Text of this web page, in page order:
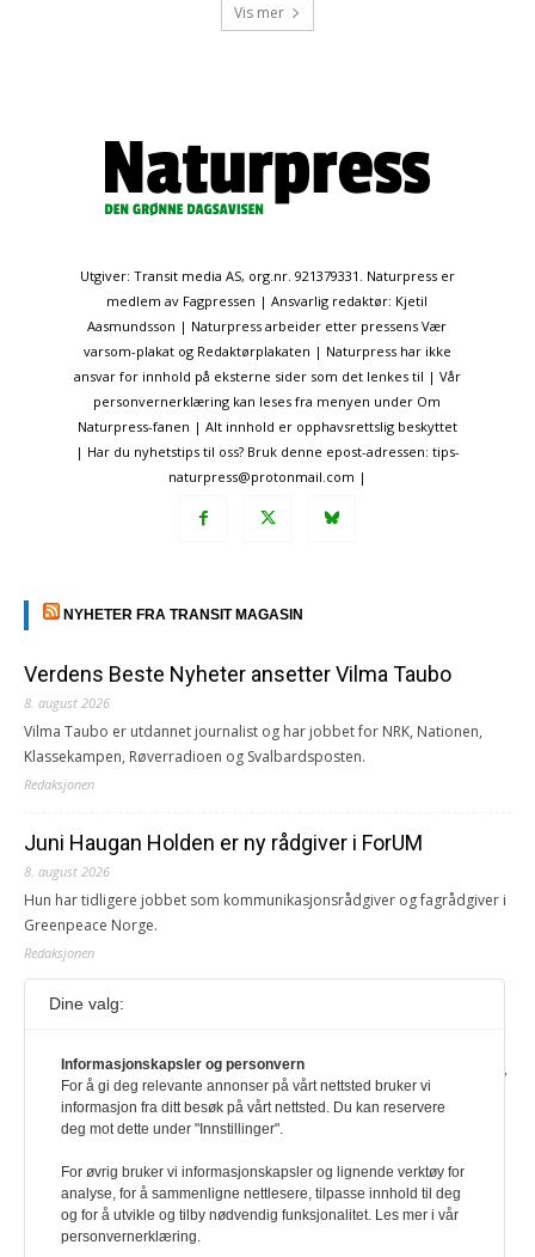
Vis mer
Utgiver: Transit media AS, org.nr. 921379331. Naturpress er
medlem av Fagpressen | Ansvarlig redaktør: Kjetil
Aasmundsson | Naturpress arbeider etter pressens Vær
varsom-plakat og Redaktørplakaten | Naturpress har ikke
ansvar for innhold på eksterne sider som det lenkes til | Vår
personvernerklæring kan leses fra menyen under Om
Naturpress-fanen | Alt innhold er opphavsrettslig beskyttet
| Har du nyhetstips til oss? Bruk denne epost-adressen: tips-
naturpress@protonmail.com |
NYHETER FRA TRANSIT MAGASIN
Verdens Beste Nyheter ansetter Vilma Taubo
8. august 2026
Vilma Taubo er utdannet journalist og har jobbet for NRK, Nationen,
Klassekampen, Røverradioen og Svalbardsposten.
Redaksjonen
Juni Haugan Holden er ny rådgiver i ForUM
8. august 2026
Hun har tidligere jobbet som kommunikasjonsrådgiver og fagrådgiver i
Greenpeace Norge.
Redaksjonen
Journalist fra Vietnam idømt 7 års fengsel
Kommunistpartiet i Vietnam har total kontroll over alle offisielle medier,
aviser, TV- og radiokanaler. For å lese denne må du ha abonnement
Logg inn her Ny abonnent? Velg Årsabonnement, Månedsabonnement
og bedrifter.
Redaksjonen
Dine valg:
Informasjonskapsler og personvern
For å gi deg relevante annonser på vårt nettsted bruker vi
informasjon fra ditt besøk på vårt nettsted. Du kan reservere
deg mot dette under "Innstillinger".
For øvrig bruker vi informasjonskapsler og lignende verktøy for
analyse, for å sammenligne nettlesere, tilpasse innhold til deg
og for å utvikle og tilby nødvendig funksjonalitet. Les mer i vår
personvernerklæring.